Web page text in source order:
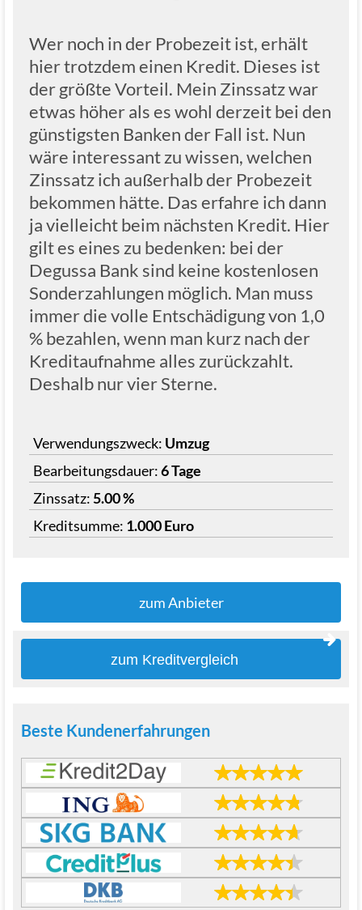
Wer noch in der Probezeit ist, erhält
hier trotzdem einen Kredit. Dieses ist
der größte Vorteil. Mein Zinssatz war
etwas höher als es wohl derzeit bei den
günstigsten Banken der Fall ist. Nun
wäre interessant zu wissen, welchen
Zinssatz ich außerhalb der Probezeit
bekommen hätte. Das erfahre ich dann
ja vielleicht beim nächsten Kredit. Hier
gilt es eines zu bedenken: bei der
Degussa Bank sind keine kostenlosen
Sonderzahlungen möglich. Man muss
immer die volle Entschädigung von 1,0
% bezahlen, wenn man kurz nach der
Kreditaufnahme alles zurückzahlt.
Deshalb nur vier Sterne.
Verwendungszweck: Umzug
Bearbeitungsdauer:6 Tage
Zinssatz:5.00 %
Kreditsumme: 1.000 Euro
zum Anbieter
zum Kreditvergleich
Beste Kundenerfahrungen